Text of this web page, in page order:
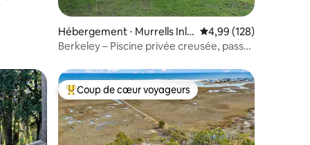
: 4,97 sur 5
Hébergement ⋅ Murrells Inle
t
Évaluation moyenne
4,99 (128)
Berkeley – Piscine privée creusée, pass
appréciés Coups de cœur voyageurs les plus appréciés
Coup de cœur voyageurs